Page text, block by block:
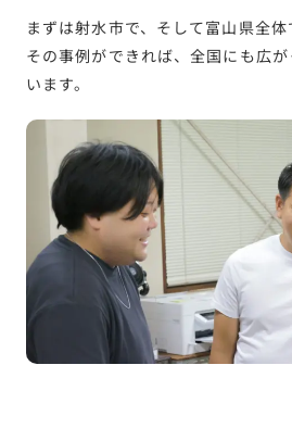
まずは射水市で、そして富山県全体
その事例ができれば、全国にも広
います。